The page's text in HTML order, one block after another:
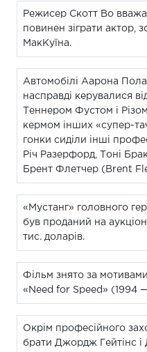
Режисер Скотт Во
повинен зіграти актор,
МакКуїна.
Автомобілі Аарона
насправді керувалися
Теннером Фустом і
кермом інших «супер-
гонки сиділи інші
Річ Разерфорд, Тоні
Брент Флетчер (Brent
«Мустанг» головного
був проданий на
тис. доларів.
Фільм знято за
«Need for Speed» (1994
Окрім професійного
брати Джордж Гейтінс і